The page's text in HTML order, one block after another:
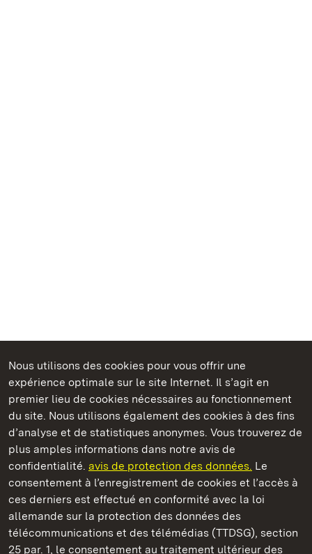
Nous utilisons des cookies pour vous offrir une
expérience optimale sur le site Internet. Il s’agit en
premier lieu de cookies nécessaires au fonctionnement
du site. Nous utilisons également des cookies à des fins
d’analyse et de statistiques anonymes. Vous trouverez de
plus amples informations dans notre avis de
confidentialité. avis de protection des données. Le
consentement à l’enregistrement de cookies et l’accès à
ces derniers est effectué en conformité avec la loi
allemande sur la protection des données des
télécommunications et des télémédias (TTDSG), section
25 par. 1, le consentement au traitement ultérieur des
Châteaux et jardins publics du Bade-Wurtemberg
Château de la Favorite de Ludwigsbourg
Châteaux et jardins publics du Bade-Wurtemberg
FAQ et réponsesMentions légalesProtection des données